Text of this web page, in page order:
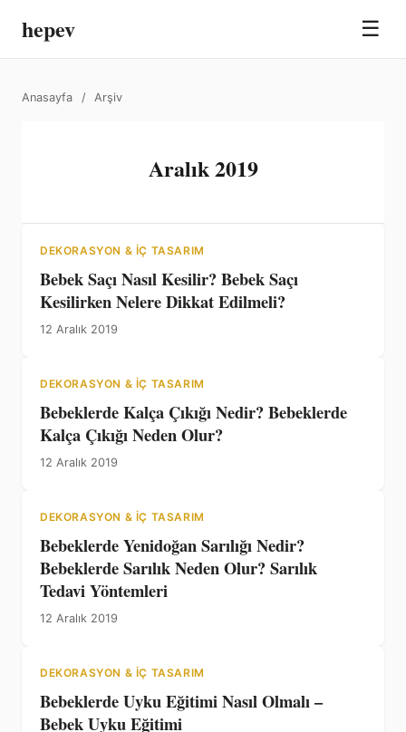
hepev ☰
Anasayfa / Arşiv
Aralık 2019
DEKORASYON & İÇ TASARIM
Bebek Saçı Nasıl Kesilir? Bebek Saçı
Kesilirken Nelere Dikkat Edilmeli?
12 Aralık 2019
DEKORASYON & İÇ TASARIM
Bebeklerde Kalça Çıkığı Nedir? Bebeklerde
Kalça Çıkığı Neden Olur?
12 Aralık 2019
DEKORASYON & İÇ TASARIM
Bebeklerde Yenidoğan Sarılığı Nedir?
Bebeklerde Sarılık Neden Olur? Sarılık
Tedavi Yöntemleri
12 Aralık 2019
DEKORASYON & İÇ TASARIM
Bebeklerde Uyku Eğitimi Nasıl Olmalı –
Bebek Uyku Eğitimi